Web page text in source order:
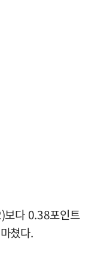
보다 0.38포인트
쳤다.